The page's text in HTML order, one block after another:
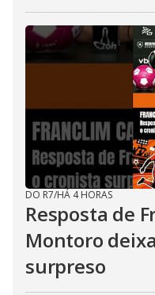
DO R7/HÁ 4 HORAS
Resposta de
Montoro
surpreso